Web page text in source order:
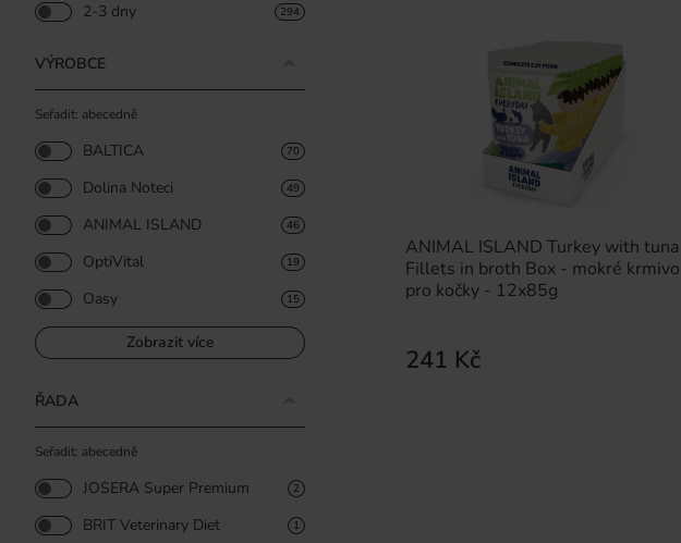
ANIMAL ISLAND Turkey with tuna
Fillets in broth Box - mokré krmivo
pro kočky - 12x85g
241 Kč
2-3 dny 294
VÝROBCE
Seřadit: abecedně
BALTICA 70
Dolina Noteci 49
ANIMAL ISLAND 46
OptiVital 19
Oasy 15
Zobrazit více
ŘADA
Seřadit: abecedně
JOSERA Super Premium 2
BRIT Veterinary Diet 1